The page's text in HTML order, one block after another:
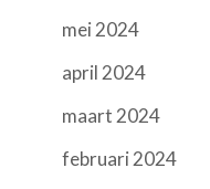
mei 2024
april 2024
maart 2024
februari 2024